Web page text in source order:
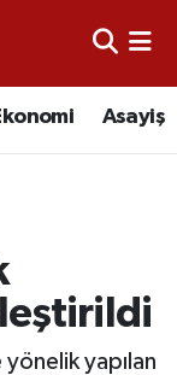
Asayiş
yapılan
ve Fikstür